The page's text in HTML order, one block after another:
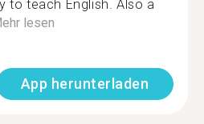
to teach English. Also a
lesen
App herunterladen